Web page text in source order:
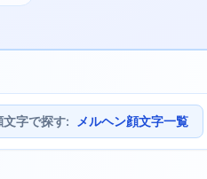
文字で探す: メルヘン顔文字一覧